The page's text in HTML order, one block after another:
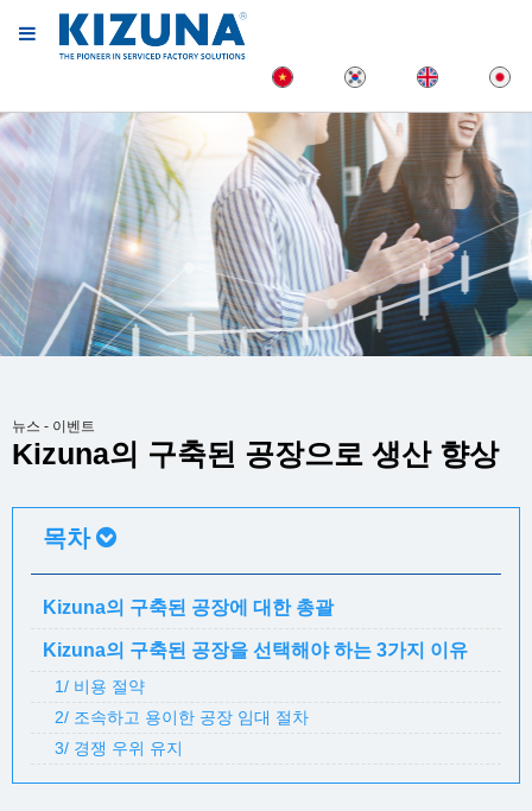
뉴스 - 이벤트
Kizuna의 구축된 공장으로 생산 향상
목차
Kizuna의 구축된 공장에 대한 총괄
Kizuna의 구축된 공장을 선택해야 하는 3가지 이유
1/ 비용 절약
2/ 조속하고 용이한 공장 임대 절차
3/ 경쟁 우위 유지